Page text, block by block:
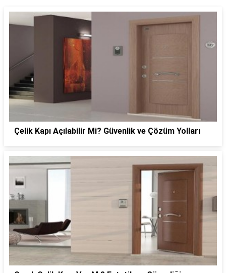
Çelik Kapı Açılabilir Mi? Güvenlik ve Çözüm Yolları